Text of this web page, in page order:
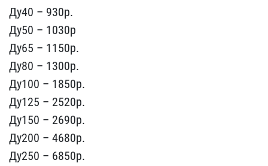
Ду40 – 930p.
Ду50 ​– 1030р
Ду65 – 1150p.
Ду​80 – 1300p.
Ду100 – 1850​p.
Ду125 – 2520р.
Ду150 ​– 2690p.
Ду200 – 4680p.
​Ду250 – 6850p.